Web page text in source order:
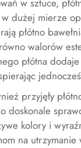
w sztuce,
dużej mierze
płótno
walorów
płótna
przyjęły
doskonale
kolory i
na